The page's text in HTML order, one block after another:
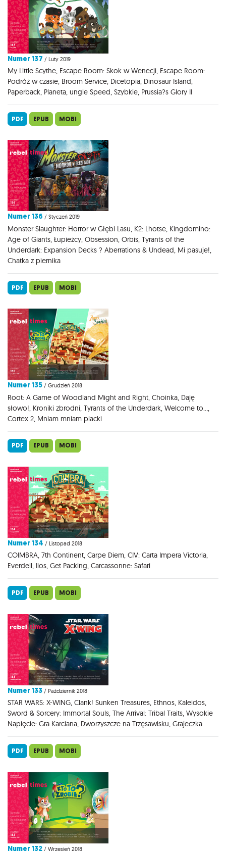
Numer 137 / Luty 2019
My Little Scythe, Escape Room: Skok w Wenecji, Escape Room:
Podróż w czasie, Broom Service, Dicetopia, Dinosaur Island,
Paperback, Planeta, ungle Speed, Szybkie, Prussia?s Glory II
PDF EPUB MOBI
Numer 136 / Styczeń 2019
Monster Slaughter: Horror w Głębi Lasu, K2: Lhotse, Kingdomino:
Age of Giants, Łupieżcy, Obsession, Orbis, Tyrants of the
Underdark: Expansion Decks ? Aberrations & Undead, Mi pasuje!,
Chatka z piernika
PDF EPUB MOBI
Numer 135 / Grudzień 2018
Root: A Game of Woodland Might and Right, Choinka, Daję
słowo!, Kroniki zbrodni, Tyrants of the Underdark, Welcome to...,
Cortex 2, Mniam mniam placki
PDF EPUB MOBI
Numer 134 / Listopad 2018
COIMBRA, 7th Continent, Carpe Diem, CIV: Carta Impera Victoria,
Everdell, Ilos, Get Packing, Carcassonne: Safari
PDF EPUB MOBI
Numer 133 / Październik 2018
STAR WARS: X-WING, Clank! Sunken Treasures, Ethnos, Kaleidos,
Sword & Sorcery: Immortal Souls, The Arrival: Tribal Traits, Wysokie
Napięcie: Gra Karciana, Dworzyszcze na Trzęsawisku, Grajeczka
PDF EPUB MOBI
Numer 132 / Wrzesień 2018